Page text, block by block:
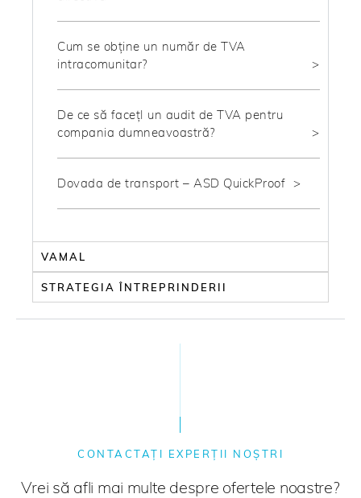
Cum se obține un număr de TVA
intracomunitar?
De ce să facețI un audit de TVA pentru
compania dumneavoastră?
Dovada de transport – ASD QuickProof
VAMAL
STRATEGIA ÎNTREPRINDERII
CONTACTAȚI EXPERȚII NOȘTRI
Vrei să afli mai multe despre ofertele noastre?